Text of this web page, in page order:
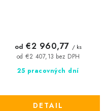
25 pracovných dní
od €2 407,13 bez DPH
od €2 960,77 / ks
DETAIL